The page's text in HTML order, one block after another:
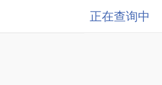
正在查询中